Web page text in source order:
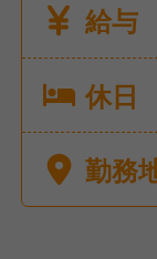
給与
休日
勤務